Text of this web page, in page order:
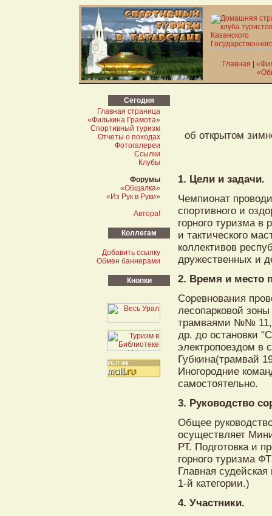
Главная
Сегодня
Главная страница
«Филькина Грамота»
Спортивный туризм
Отчеты о походах
Фотогалереи
Ссылки
Клубы
Форумы
«Общалка»
«Из Рук в Руки»
Автора!
Коллегам
Добавить ссылку
Обмен баннерами
Кнопки
об открытом
1. Цели и задачи.
Чемпионат
спортивного и
горного туризма в
и тактического
коллективов
дружественных и
2. Время и место
Соревнования
лесопарковой
трамваями №№ 11,
др. до остановки
электропоездом в
Губкина(трамвай
Иногородние
самостоятельно.
3. Руководство
Общее
осуществляет
РТ. Подготовка и
горного туризма
Главная
1-й категории.)
4. Участники.